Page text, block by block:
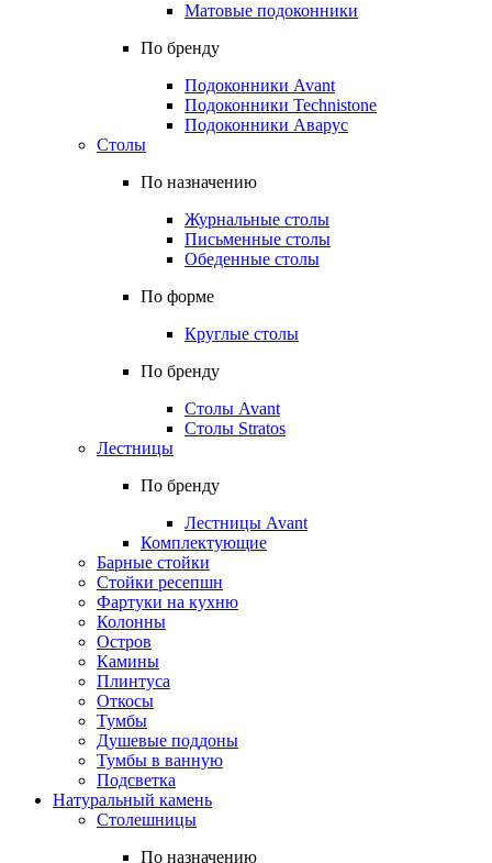
Матовые подоконники
По бренду
Подоконники Avant
Подоконники Technistone
Подоконники Аварус
Столы
По назначению
Журнальные столы
Письменные столы
Обеденные столы
По форме
Круглые столы
По бренду
Столы Avant
Столы Stratos
Лестницы
По бренду
Лестницы Avant
Комплектующие
Барные стойки
Стойки ресепшн
Фартуки на кухню
Колонны
Остров
Камины
Плинтуса
Откосы
Тумбы
Душевые поддоны
Тумбы в ванную
Подсветка
Натуральный камень
Столешницы
По назначению